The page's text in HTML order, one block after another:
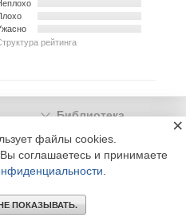
рейтинга
Библиотека
Реклама
«МЕДИА ТЕХНОЛОДЖИ» +7 (495) 665-00-
файлы cookies.
соглашаетесь и принимаете
ПОКАЗЫВАТЬ.
×